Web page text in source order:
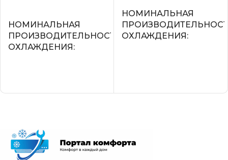
НОМИНАЛЬНАЯ
ПРОИЗВОДИТЕЛЬНОСТЬ
ОХЛАЖДЕНИЯ
УПРАВЛЕНИЕ C МОБИЛЬНОГО
ПРИЛОЖЕНИЯ ПО WI-FI
НОМИНАЛЬНАЯ
ОХЛАЖДЕНИЯ
УПРАВЛЕНИЕ